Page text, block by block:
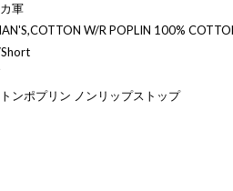
軍
W/R POPLIN 100%
ンポプリン ノンリップストップ